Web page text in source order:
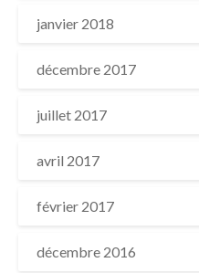
janvier 2018
décembre 2017
juillet 2017
avril 2017
février 2017
décembre 2016